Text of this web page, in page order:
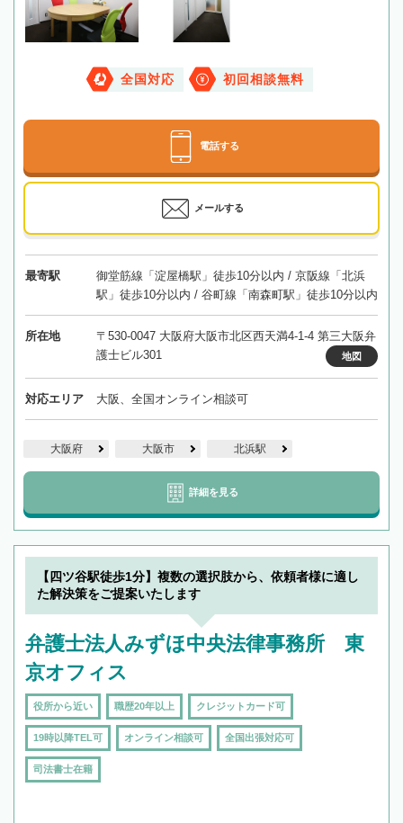
全国対応 初回相談無料
電話する
メールする
最寄駅
御堂筋線「淀屋橋駅」徒歩10分以内 / 京阪線「北浜
駅」徒歩10分以内 / 谷町線「南森町駅」徒歩10分以内
所在地
〒530-0047 大阪府大阪市北区西天満4-1-4 第三大阪弁
護士ビル301
地図
対応エリア 大阪、全国オンライン相談可
大阪府 大阪市 北浜駅
詳細を見る
【四ツ谷駅徒歩1分】複数の選択肢から、依頼者様に適し
た解決策をご提案いたします
弁護士法人みずほ中央法律事務所 東
京オフィス
役所から近い 職歴20年以上 クレジットカード可
19時以降TEL可 オンライン相談可 全国出張対応可
司法書士在籍